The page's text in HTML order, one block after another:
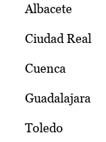
Albacete
Ciudad Real
Cuenca
Guadalajara
Toledo